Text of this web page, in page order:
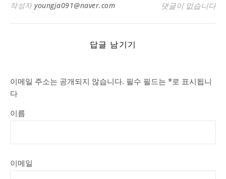
작성자 youngja091@naver.com 댓글이 없습니다
답글 남기기
이메일 주소는 공개되지 않습니다. 필수 필드는 *로 표시됩니
다
이름
이메일